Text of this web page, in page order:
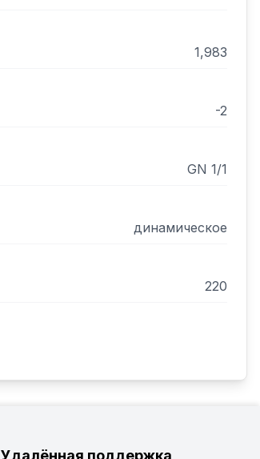
1,983
-2
GN 1/1
динамическое
220
Удалённая поддержка